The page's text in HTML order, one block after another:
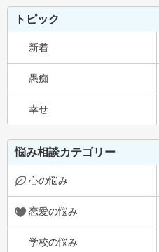
トピック
新着
愚痴
幸せ
悩み相談カテゴリー
心の悩み
恋愛の悩み
学校の悩み